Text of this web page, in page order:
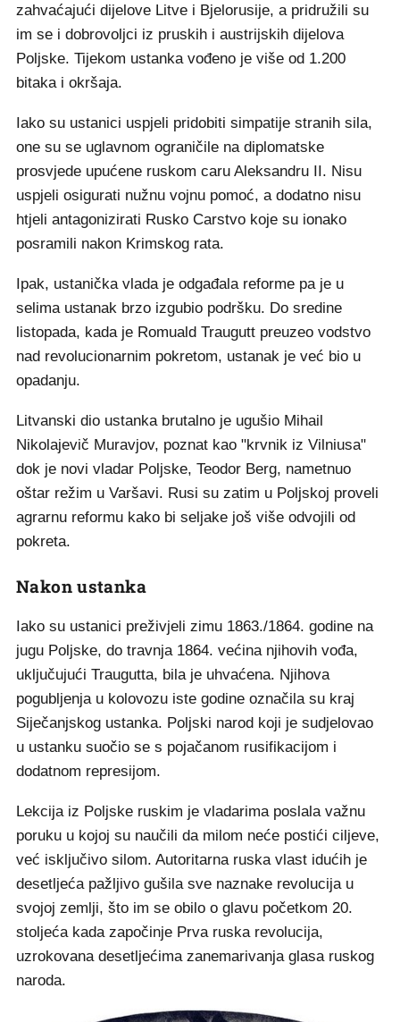
zahvaćajući dijelove Litve i Bjelorusije, a pridružili su
im se i dobrovoljci iz pruskih i austrijskih dijelova
Poljske. Tijekom ustanka vođeno je više od 1.200
bitaka i okršaja.
Iako su ustanici uspjeli pridobiti simpatije stranih sila,
one su se uglavnom ograničile na diplomatske
prosvjede upućene ruskom caru Aleksandru II. Nisu
uspjeli osigurati nužnu vojnu pomoć, a dodatno nisu
htjeli antagonizirati Rusko Carstvo koje su ionako
posramili nakon Krimskog rata.
Ipak, ustanička vlada je odgađala reforme pa je u
selima ustanak brzo izgubio podršku. Do sredine
listopada, kada je Romuald Traugutt preuzeo vodstvo
nad revolucionarnim pokretom, ustanak je već bio u
opadanju.
Litvanski dio ustanka brutalno je ugušio Mihail
Nikolajevič Muravjov, poznat kao "krvnik iz Vilniusa"
dok je novi vladar Poljske, Teodor Berg, nametnuo
oštar režim u Varšavi. Rusi su zatim u Poljskoj proveli
agrarnu reformu kako bi seljake još više odvojili od
pokreta.
Nakon ustanka
Iako su ustanici preživjeli zimu 1863./1864. godine na
jugu Poljske, do travnja 1864. većina njihovih vođa,
uključujući Traugutta, bila je uhvaćena. Njihova
pogubljenja u kolovozu iste godine označila su kraj
Siječanjskog ustanka. Poljski narod koji je sudjelovao
u ustanku suočio se s pojačanom rusifikacijom i
dodatnom represijom.
Lekcija iz Poljske ruskim je vladarima poslala važnu
poruku u kojoj su naučili da milom neće postići ciljeve,
već isključivo silom. Autoritarna ruska vlast idućih je
desetljeća pažljivo gušila sve naznake revolucija u
svojoj zemlji, što im se obilo o glavu početkom 20.
stoljeća kada započinje Prva ruska revolucija,
uzrokovana desetljećima zanemarivanja glasa ruskog
naroda.